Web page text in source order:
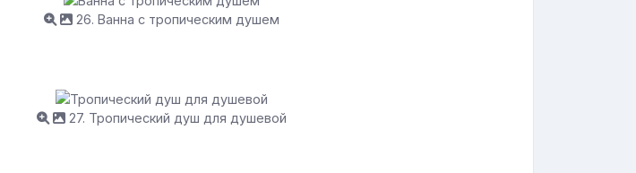
26. Ванна с тропическим душем
27. Тропический душ для душевой